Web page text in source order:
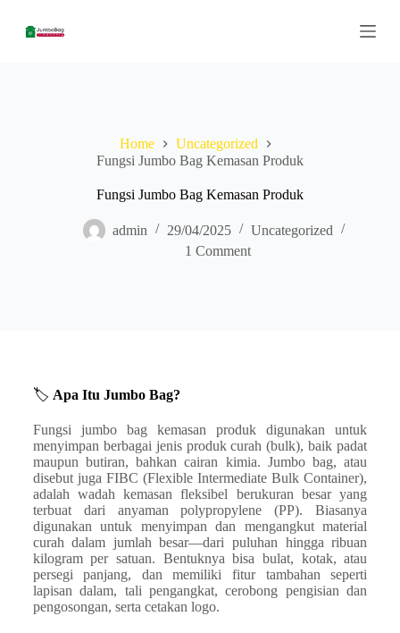
Home
Uncategorized
Fungsi Jumbo Bag Kemasan Produk
Fungsi Jumbo Bag Kemasan Produk
admin 29/04/2025
Uncategorized
1 Comment
🏷️ Apa Itu Jumbo Bag?
Fungsi jumbo bag kemasan produk digunakan untuk
menyimpan berbagai jenis produk curah (bulk), baik padat
maupun butiran, bahkan cairan kimia. Jumbo bag, atau
disebut juga FIBC (Flexible Intermediate Bulk Container),
adalah wadah kemasan fleksibel berukuran besar yang
terbuat dari anyaman polypropylene (PP). Biasanya
digunakan untuk menyimpan dan mengangkut material
curah dalam jumlah besar—dari puluhan hingga ribuan
kilogram per satuan. Bentuknya bisa bulat, kotak, atau
persegi panjang, dan memiliki fitur tambahan seperti
lapisan dalam, tali pengangkat, cerobong pengisian dan
pengosongan, serta cetakan logo.